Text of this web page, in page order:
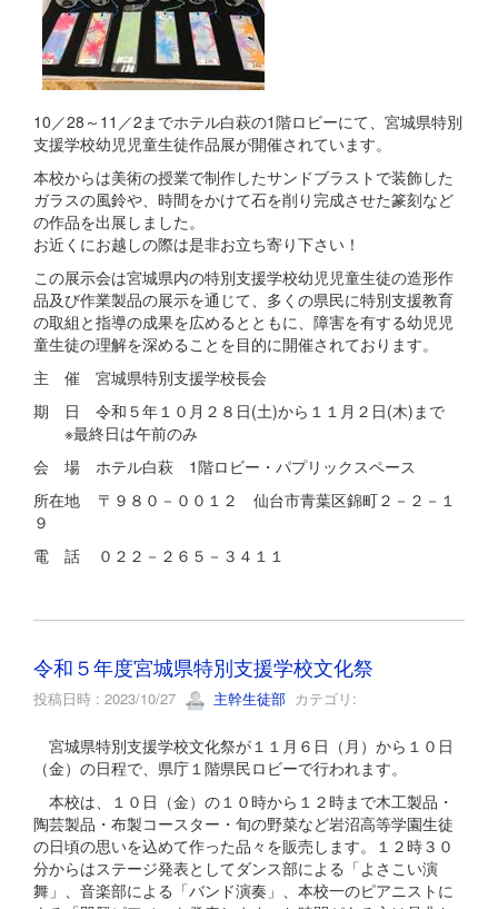
10／28～11／2までホテル白萩の1階ロビーにて、宮城県特別
支援学校幼児児童生徒作品展が開催されています。
本校からは美術の授業で制作したサンドブラストで装飾した
ガラスの風鈴や、時間をかけて石を削り完成させた篆刻など
の作品を出展しました。
お近くにお越しの際は是非お立ち寄り下さい！
この展示会は宮城県内の特別支援学校幼児児童生徒の造形作
品及び作業製品の展示を通じて、多くの県民に特別支援教育
の取組と指導の成果を広めるとともに、障害を有する幼児児
童生徒の理解を深めることを目的に開催されております。
主 催 宮城県特別支援学校長会
期 日 令和５年１０月２８日(土)から１１月２日(木)まで
※最終日は午前のみ
会 場 ホテル白萩 1階ロビー・パプリックスペース
所在地 〒９８０－００１２ 仙台市青葉区錦町２－２－１
９
電 話 ０２２－２６５－３４１１
令和５年度宮城県特別支援学校文化祭
投稿日時 : 2023/10/27 主幹生徒部 カテゴリ:
宮城県特別支援学校文化祭が１１月６日（月）から１０日
（金）の日程で、県庁１階県民ロビーで行われます。
本校は、１０日（金）の１０時から１２時まで木工製品・
陶芸製品・布製コースター・旬の野菜など岩沼高等学園生徒
の日頃の思いを込めて作った品々を販売します。１２時３０
分からはステージ発表としてダンス部による「よさこい演
舞」、音楽部による「バンド演奏」、本校一のピアニストに